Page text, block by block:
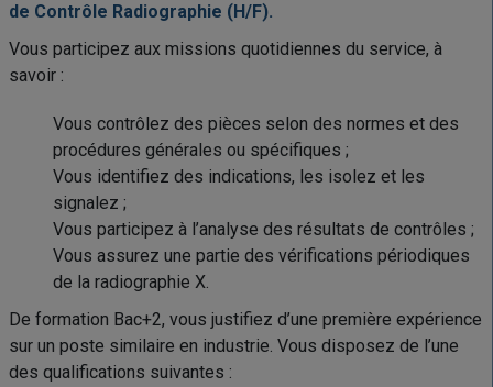
de Contrôle Radiographie (H/F).
Vous participez aux missions quotidiennes du service, à
savoir :
Vous contrôlez des pièces selon des normes et des
procédures générales ou spécifiques ;
Vous identifiez des indications, les isolez et les
signalez ;
Vous participez à l’analyse des résultats de contrôles ;
Vous assurez une partie des vérifications périodiques
de la radiographie X.
De formation Bac+2, vous justifiez d’une première expérience
sur un poste similaire en industrie. Vous disposez de l’une
des qualifications suivantes :